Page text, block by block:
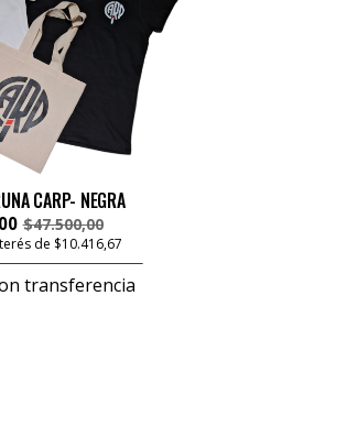
CARP- NEGRA
$47.500,00
de $10.416,67
transferencia